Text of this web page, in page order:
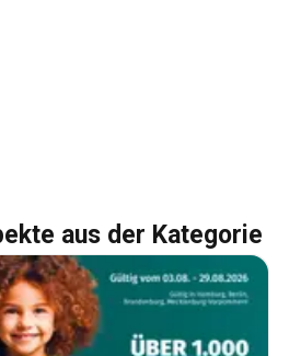
aus der Kategorie